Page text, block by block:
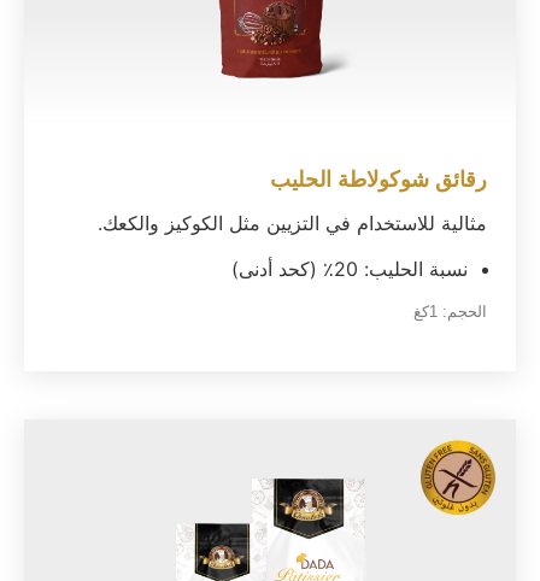
رقائق شوكولاطة الحليب
مثالية للاستخدام في التزيين مثل الكوكيز والكعك.
نسبة الحليب: 20٪ (كحد أدنى)
الحجم: 1كغ